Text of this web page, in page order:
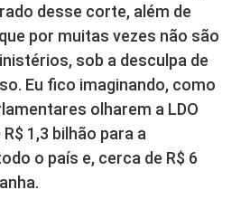
desse corte, além de
por muitas vezes não são
sob a desculpa de
Eu fico imaginando, como
olharem a LDO
1,3 bilhão para a
o país e, cerca de R$ 6